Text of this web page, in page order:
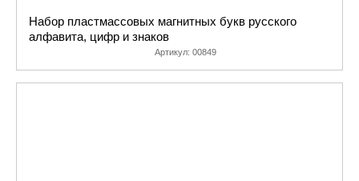
Набор пластмассовых магнитных букв русского
алфавита, цифр и знаков
Артикул: 00849